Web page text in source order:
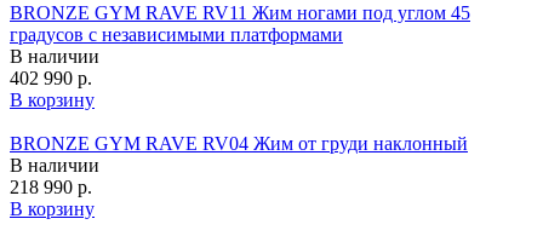
BRONZE GYM RAVE RV11 Жим ногами под углом 45
градусов с независимыми платформами
В наличии
402 990 р.
В корзину
BRONZE GYM RAVE RV04 Жим от груди наклонный
В наличии
218 990 р.
В корзину